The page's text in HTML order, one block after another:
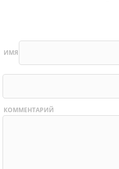
ИМЯ
КОММЕНТАРИЙ